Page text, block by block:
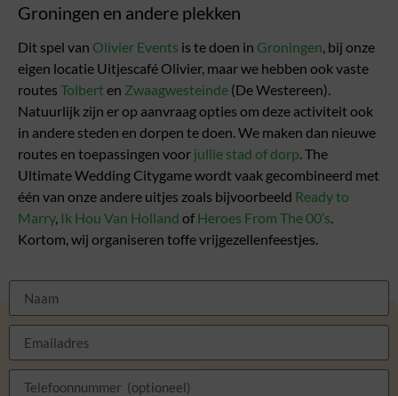
Groningen en andere plekken
Dit spel van Olivier Events is te doen in Groningen, bij onze
eigen locatie Uitjescafé Olivier, maar we hebben ook vaste
routes Tolberten Zwaagwesteinde (De Westereen).
Natuurlijk zijn er op aanvraag opties om deze activiteit ook
in andere steden en dorpen te doen. We maken dan nieuwe
routes en toepassingen voor jullie stad of dorp. The
Ultimate Wedding Citygame wordt vaak gecombineerd met
één van onze andere uitjes zoals bijvoorbeeld Ready to
Marry, Ik Hou Van Holland of Heroes From The 00’s.
Kortom, wij organiseren toffe vrijgezellenfeestjes.